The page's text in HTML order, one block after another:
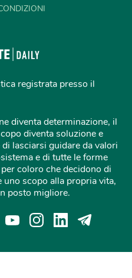
registrata presso il
diventa determinazione, il
diventa soluzione e
lasciarsi guidare da valori
e di tutte le forme
coloro che decidono di
scopo alla propria vita,
posto migliore.